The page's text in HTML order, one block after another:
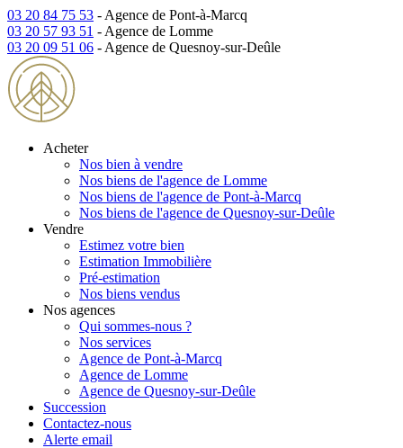
03 20 84 75 53 - Agence de Pont-à-Marcq
03 20 57 93 51 - Agence de Lomme
03 20 09 51 06 - Agence de Quesnoy-sur-Deûle
Acheter
Nos bien à vendre
Nos biens de l'agence de Lomme
Nos biens de l'agence de Pont-à-Marcq
Nos biens de l'agence de Quesnoy-sur-Deûle
Vendre
Estimez votre bien
Estimation Immobilière
Pré-estimation
Nos biens vendus
Nos agences
Qui sommes-nous ?
Nos services
Agence de Pont-à-Marcq
Agence de Lomme
Agence de Quesnoy-sur-Deûle
Succession
Contactez-nous
Alerte email